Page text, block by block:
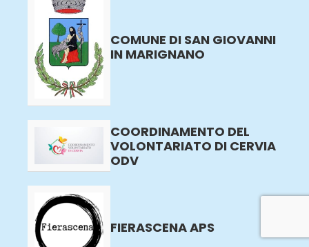
COMUNE DI SAN GIOVANNI
IN MARIGNANO
COORDINAMENTO DEL
VOLONTARIATO DI CERVIA
ODV
FIERASCENA APS